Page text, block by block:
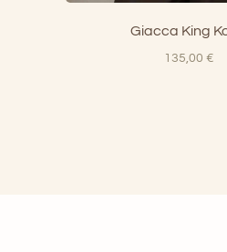
Giacca King
135,00 €